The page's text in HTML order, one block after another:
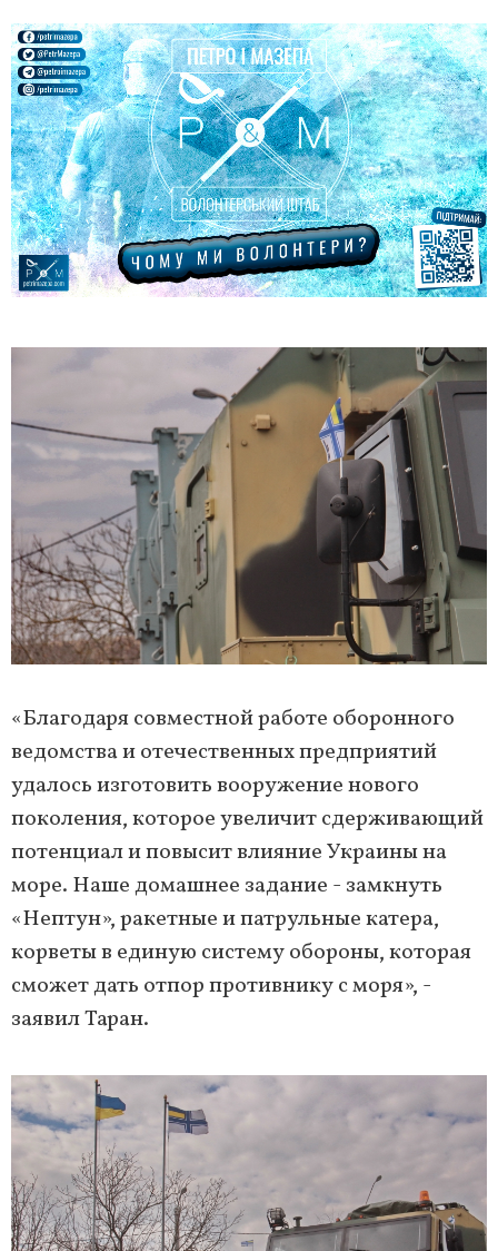
«Благодаря совместной работе оборонного
ведомства и отечественных предприятий
удалось изготовить вооружение нового
поколения, которое увеличит сдерживающий
потенциал и повысит влияние Украины на
море. Наше домашнее задание - замкнуть
«Нептун», ракетные и патрульные катера,
корветы в единую систему обороны, которая
сможет дать отпор противнику с моря», -
заявил Таран.